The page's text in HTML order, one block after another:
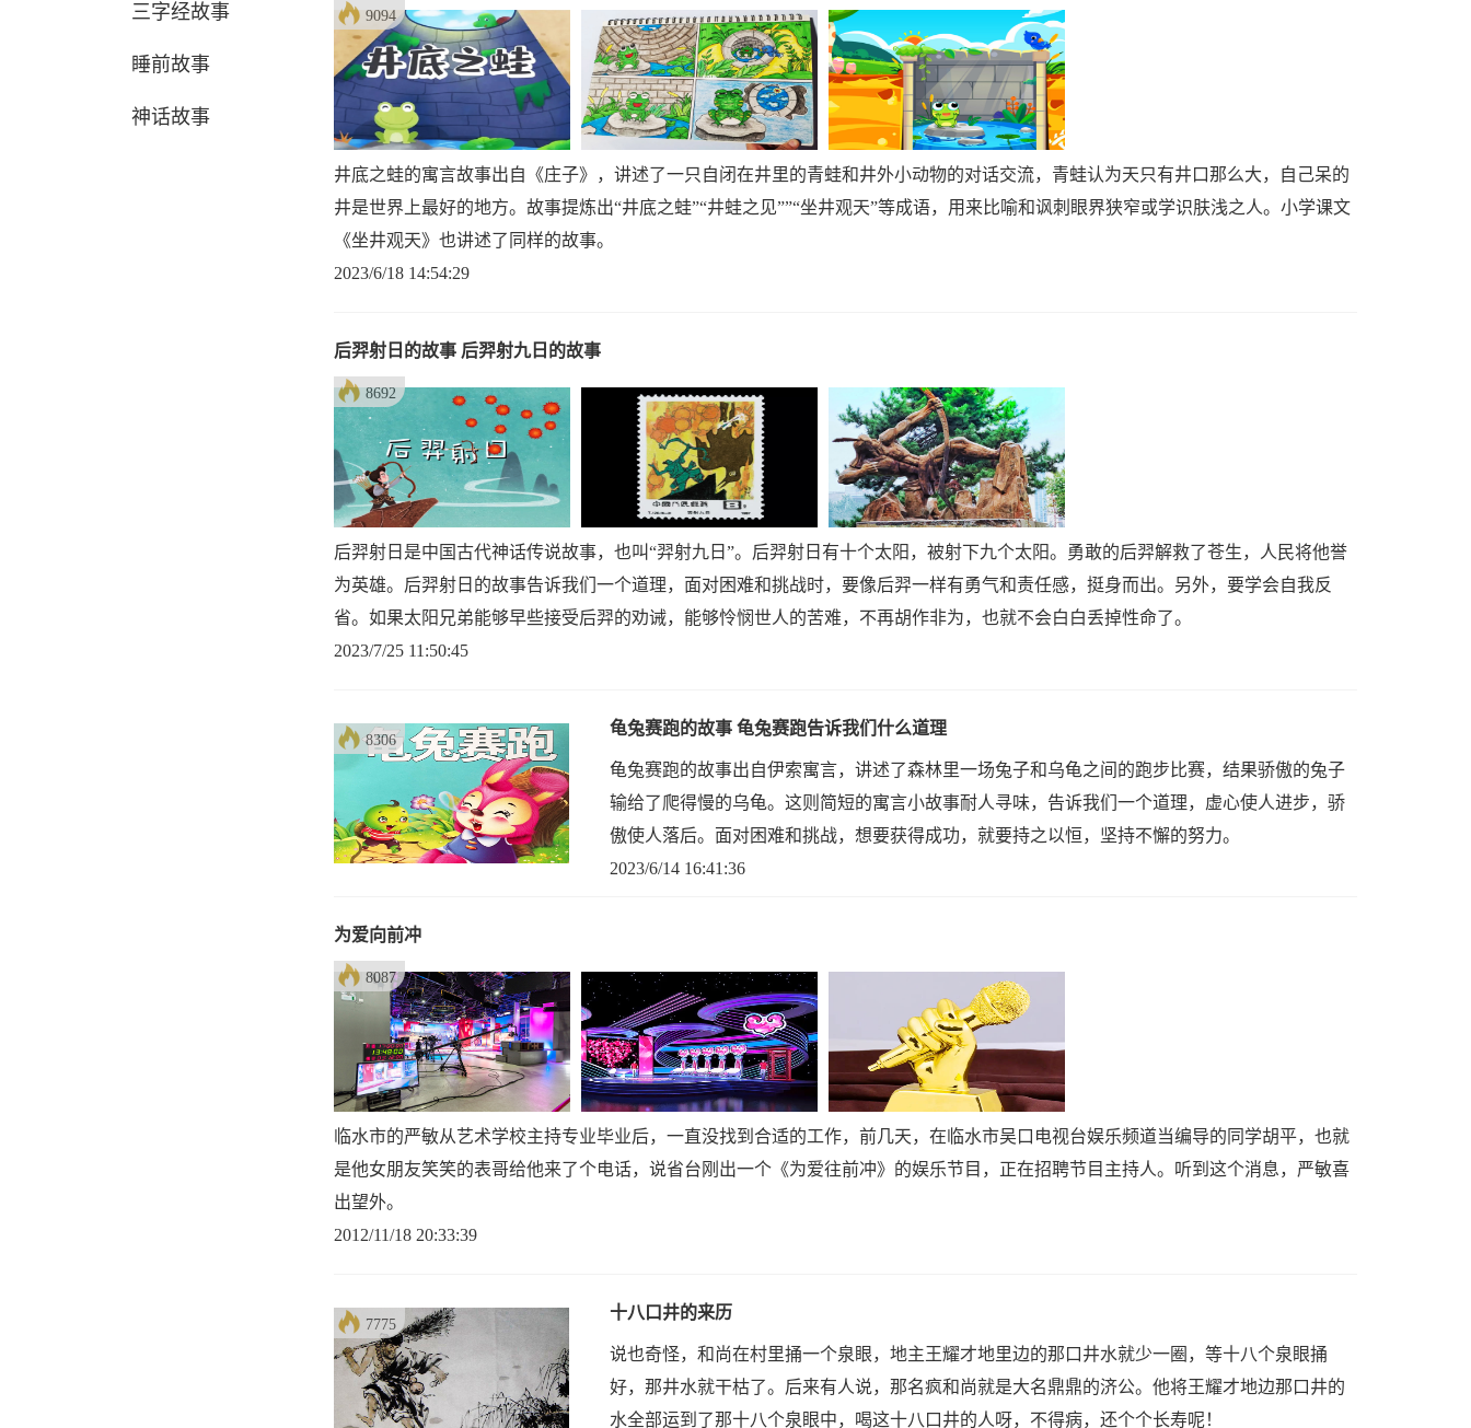
三字经故事
睡前故事
神话故事
井底之蛙的寓言故事出自《庄子》，讲述了一只自闭在井里的青蛙和井外小动物的对话交流，青蛙认为天只有井口那么大，自己呆的
井是世界上最好的地方。故事提炼出“井底之蛙”“井蛙之见””“坐井观天”等成语，用来比喻和讽刺眼界狭窄或学识肤浅之人。小学课文
《坐井观天》也讲述了同样的故事。
2023/6/18 14:54:29
9094
后羿射日的故事 后羿射九日的故事
后羿射日是中国古代神话传说故事，也叫“羿射九日”。后羿射日有十个太阳，被射下九个太阳。勇敢的后羿解救了苍生，人民将他誉
为英雄。后羿射日的故事告诉我们一个道理，面对困难和挑战时，要像后羿一样有勇气和责任感，挺身而出。另外，要学会自我反
省。如果太阳兄弟能够早些接受后羿的劝诫，能够怜悯世人的苦难，不再胡作非为，也就不会白白丢掉性命了。
2023/7/25 11:50:45
8692
龟兔赛跑的故事 龟兔赛跑告诉我们什么道理
龟兔赛跑的故事出自伊索寓言，讲述了森林里一场兔子和乌龟之间的跑步比赛，结果骄傲的兔子
输给了爬得慢的乌龟。这则简短的寓言小故事耐人寻味，告诉我们一个道理，虚心使人进步，骄
傲使人落后。面对困难和挑战，想要获得成功，就要持之以恒，坚持不懈的努力。
2023/6/14 16:41:36
8306
为爱向前冲
临水市的严敏从艺术学校主持专业毕业后，一直没找到合适的工作，前几天，在临水市吴口电视台娱乐频道当编导的同学胡平，也就
是他女朋友笑笑的表哥给他来了个电话，说省台刚出一个《为爱往前冲》的娱乐节目，正在招聘节目主持人。听到这个消息，严敏喜
出望外。
2012/11/18 20:33:39
8087
十八口井的来历
说也奇怪，和尚在村里捅一个泉眼，地主王耀才地里边的那口井水就少一圈，等十八个泉眼捅
好，那井水就干枯了。后来有人说，那名疯和尚就是大名鼎鼎的济公。他将王耀才地边那口井的
水全部运到了那十八个泉眼中，喝这十八口井的人呀，不得病，还个个长寿呢！
7775